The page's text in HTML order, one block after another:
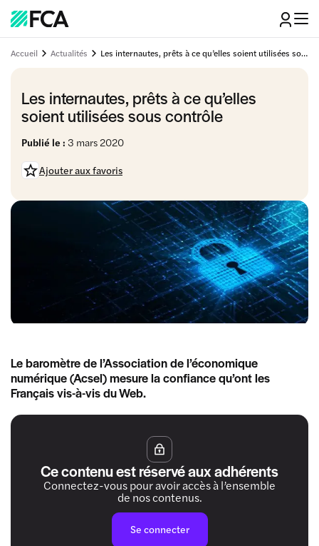
Accueil Actualités Les internautes, prêts à ce qu’elles soient utilisées sous contrôle
Les internautes, prêts à ce qu’elles
soient utilisées sous contrôle
Publié le : 3 mars 2020
Ajouter aux favoris
Le baromètre de l’Association de l’économique
numérique (Acsel) mesure la confiance qu’ont les
Français vis-à-vis du Web.
Ce contenu est réservé aux adhérents
Connectez-vous pour avoir accès à l’ensemble
de nos contenus.
Se connecter